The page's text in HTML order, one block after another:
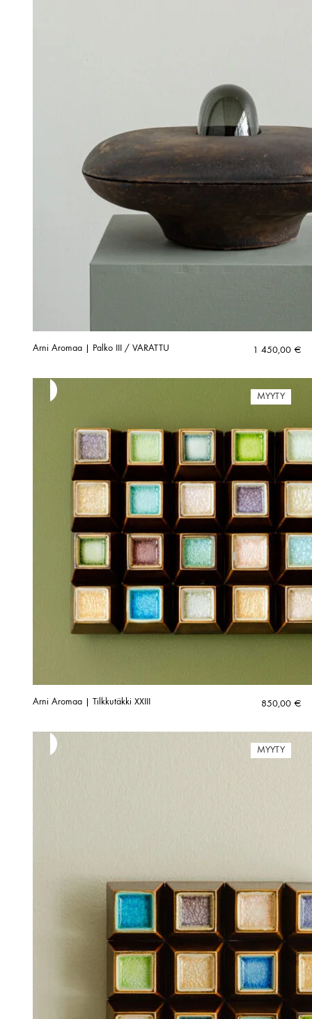
Arni Aromaa | Palko III / VARATTU 1 450,00 €
MYYTY
Arni Aromaa | Tilkkutäkki XXIII 850,00 €
MYYTY